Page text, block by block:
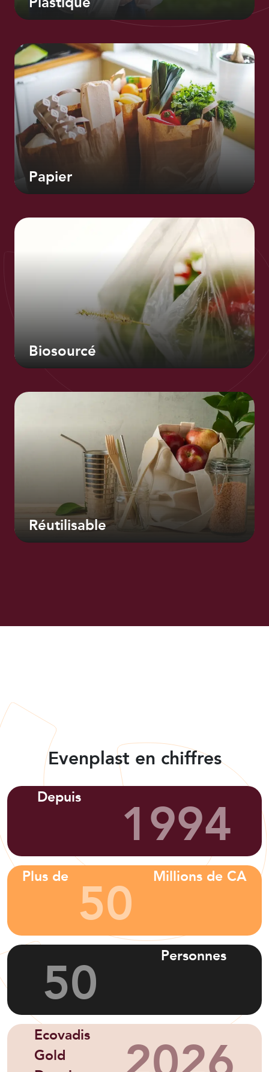
Papier
Biosourcé
Réutilisable
Evenplast en chiffres
Depuis 1994
Plus de 50 Millions de CA
50 Personnes
Ecovadis
Gold